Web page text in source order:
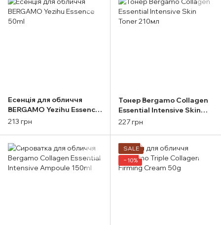
Есенція для обличчя
BERGAMO Yezihu Essence
50ml
213 грн
Тонер Bergamo Collagen
Essential Intensive Skin
Toner 210мл
227 грн
SALE
−10%